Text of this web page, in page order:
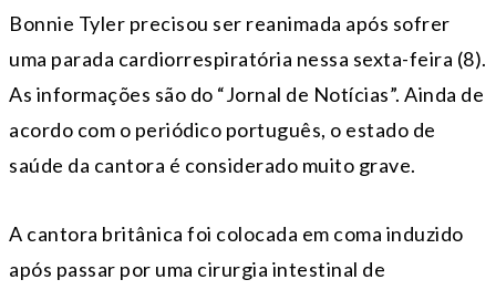
Bonnie Tyler precisou ser reanimada após sofrer
uma parada cardiorrespiratória nessa sexta-feira (8).
As informações são do “Jornal de Notícias”. Ainda de
acordo com o periódico português, o estado de
saúde da cantora é considerado muito grave.
A cantora britânica foi colocada em coma induzido
após passar por uma cirurgia intestinal de